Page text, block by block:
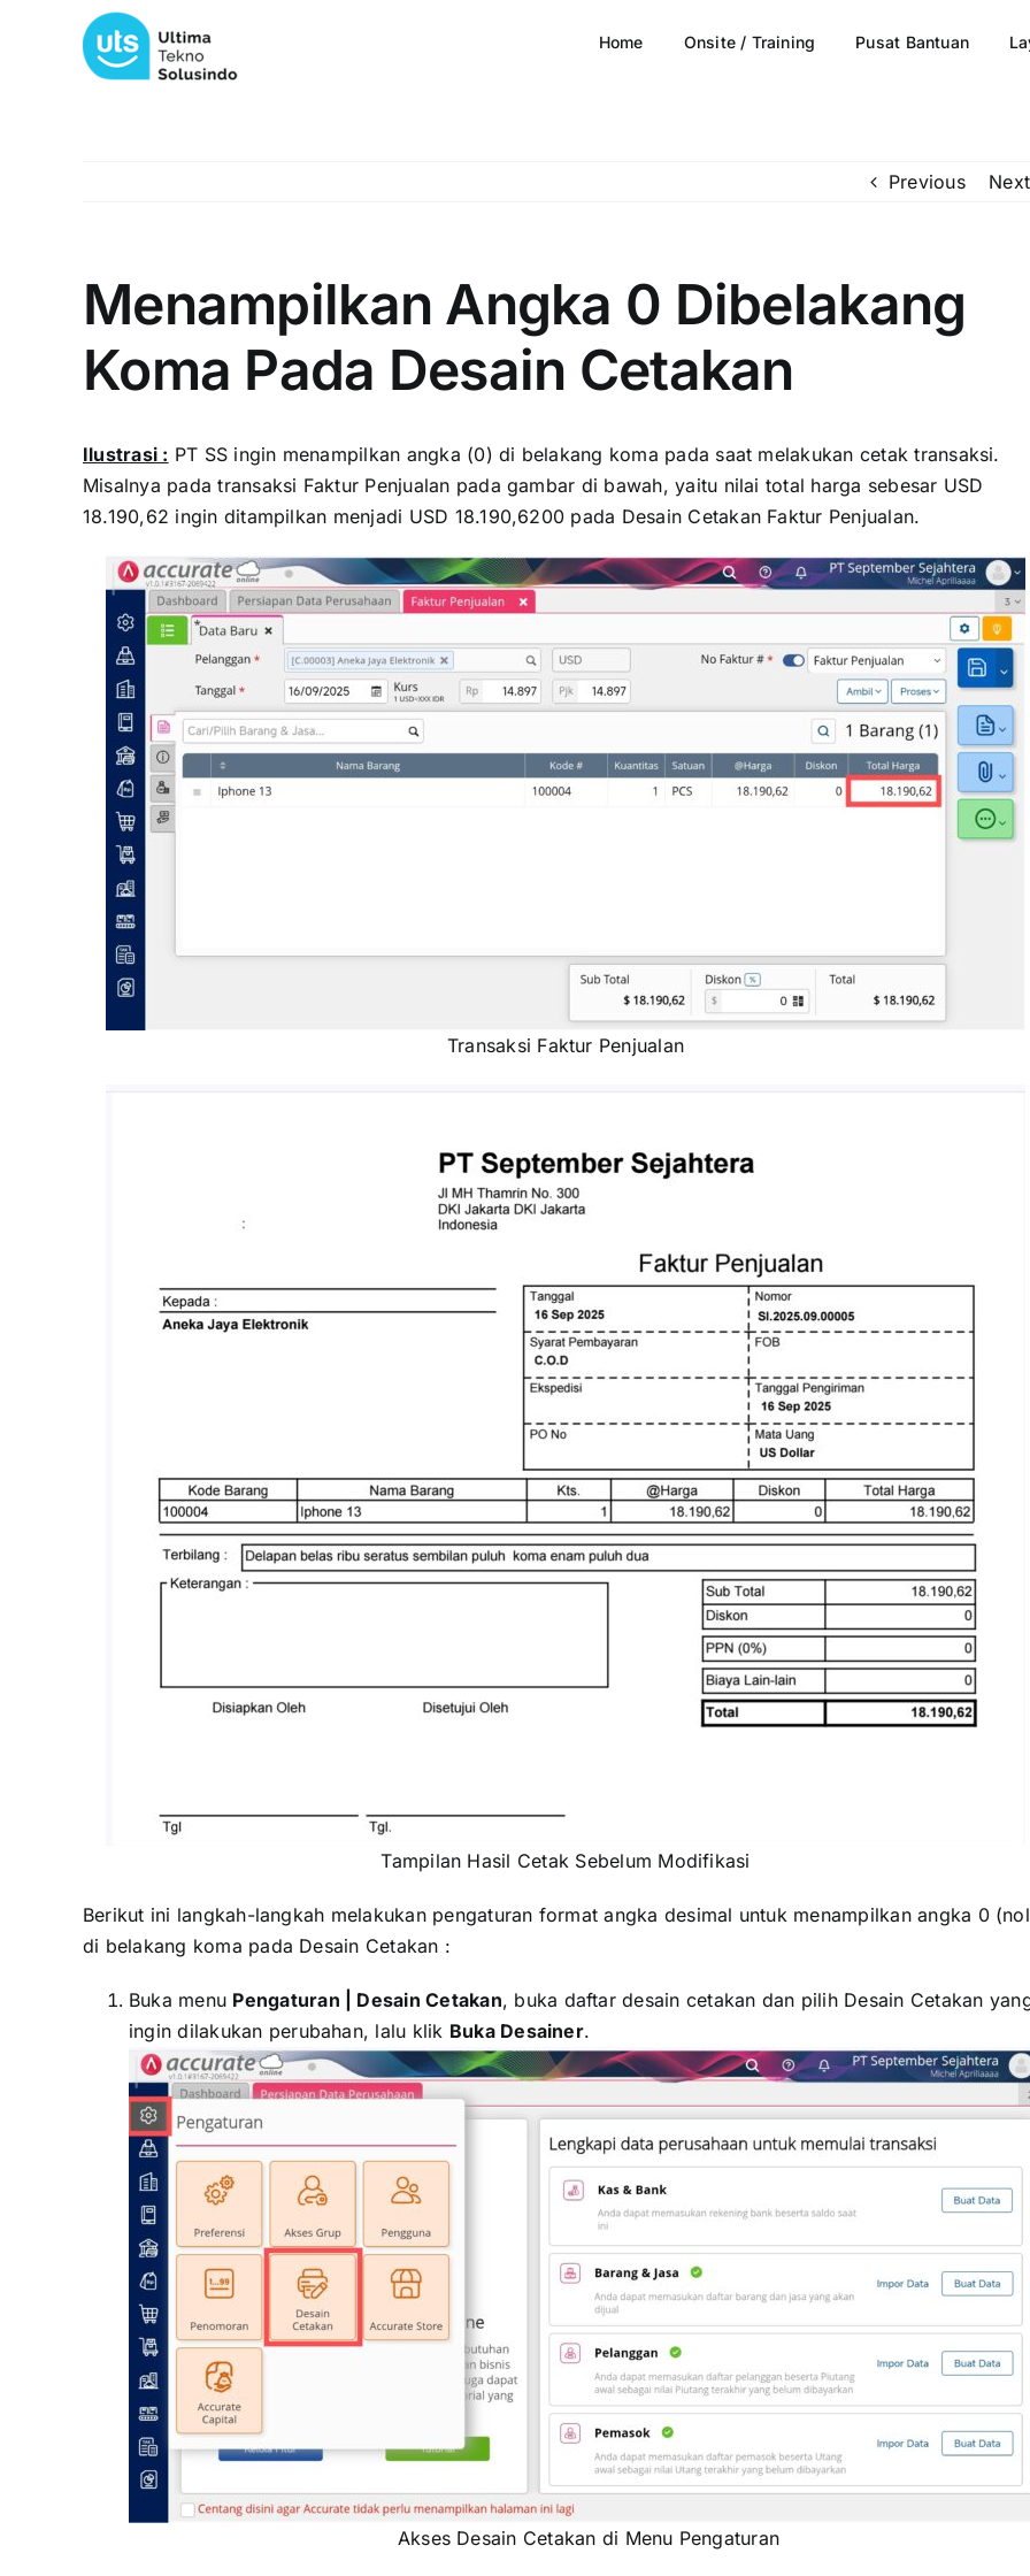
Home Onsite / Training Pusat Bantuan
Previous Next
Menampilkan Angka 0 Dibelakang
Koma Pada Desain Cetakan
Ilustrasi : PT SS ingin menampilkan angka (0) di belakang koma pada saat melakukan cetak transaksi.
Misalnya pada transaksi Faktur Penjualan pada gambar di bawah, yaitu nilai total harga sebesar USD
18.190,62 ingin ditampilkan menjadi USD 18.190,6200 pada Desain Cetakan Faktur Penjualan.
Transaksi Faktur Penjualan
Tampilan Hasil Cetak Sebelum Modifikasi
Berikut ini langkah-langkah melakukan pengaturan format angka desimal untuk menampilkan angka 0
di belakang koma pada Desain Cetakan :
Buka menu Pengaturan | Desain Cetakan, buka daftar desain cetakan dan pilih Desain Cetakan
ingin dilakukan perubahan, lalu klik Buka Desainer.
Akses Desain Cetakan di Menu Pengaturan